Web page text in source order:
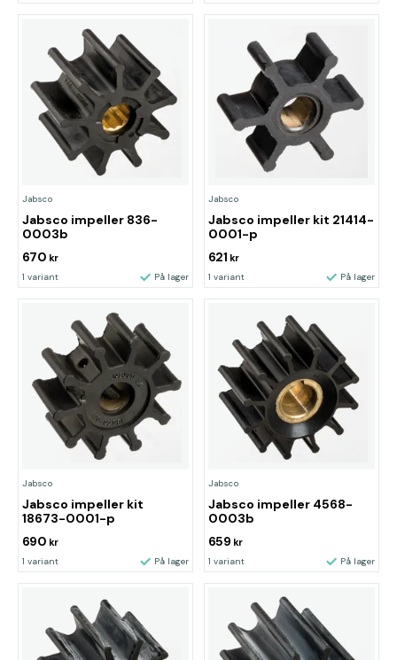
Jabsco
Jabsco impeller 836-
0003b
670 kr
1 variant På lager
Jabsco
Jabsco impeller kit 21414-
0001-p
621 kr
1 variant På lager
Jabsco
Jabsco impeller kit
18673-0001-p
690 kr
1 variant På lager
Jabsco
Jabsco impeller 4568-
0003b
659 kr
1 variant På lager